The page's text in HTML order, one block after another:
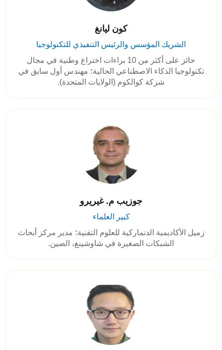
كون ليانغ
الشريك المؤسس والرئيس التنفيذي للتكنولوجيا
حائز على أكثر من 10 براءات اختراع وطنية في مجال
تكنولوجيا الذكاء الاصطناعي الحالية؛ مهندس أول سابق في
شركة كوالكوم (الولايات المتحدة).
جوزيب م. غيريرو
كبير العلماء
زميل الأكاديمية الدنماركية للعلوم التقنية؛ مدير مركز أبحاث
الشبكات الصغيرة في شاوشينغ، الصين.